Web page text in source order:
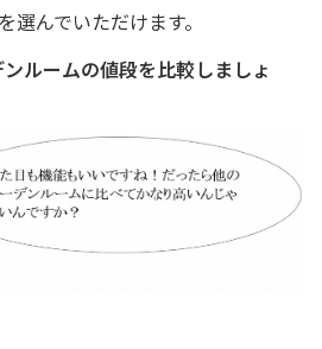
施工事例
ールーム案内
～18:00 定休日：水曜日
選んでいただけます。
ルームの値段を比較しましょ